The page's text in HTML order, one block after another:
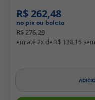
R$ 262,48
no pix ou boleto
R$ 276,29
2x de R$ 138,15